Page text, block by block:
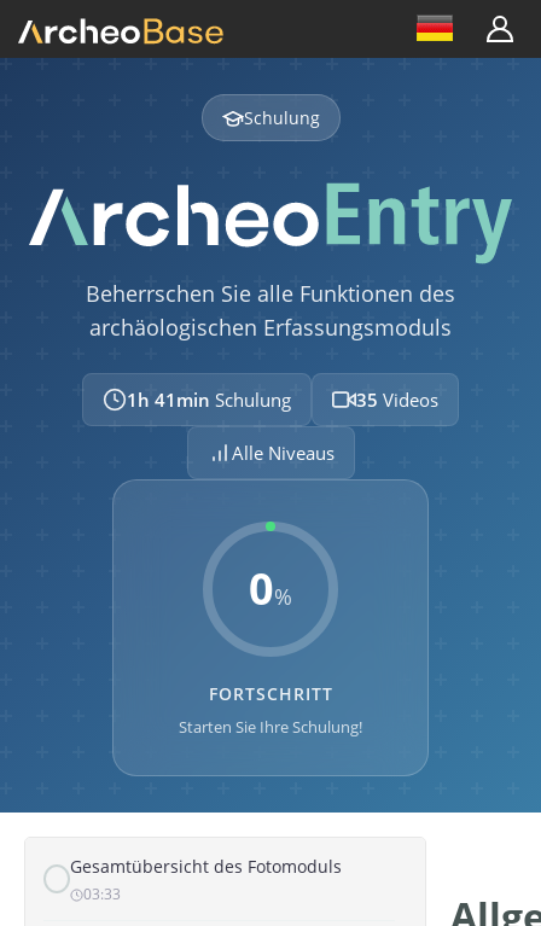
Schulung
Beherrschen Sie alle Funktionen des
archäologischen Erfassungsmoduls
1h 41min Schulung 35 Videos
Alle Niveaus
0%
FORTSCHRITT
Starten Sie Ihre Schulung!
01:18
Formulartyp erstellen
01:43
00:51
TABELLE
Spaltenanzeige auswählen
02:14
Formularanzeige
01:42
Gesamtübersicht des Fotomoduls
03:33